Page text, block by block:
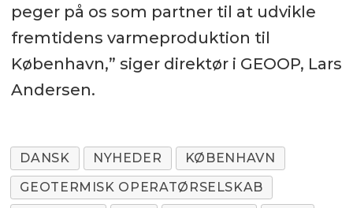
peger på os som partner til at udvikle
fremtidens varmeproduktion til
København,” siger direktør i GEOOP, Lars
Andersen.
DANSK NYHEDER
KØBENHAVN
GEOTERMISK OPERATØRSELSKAB